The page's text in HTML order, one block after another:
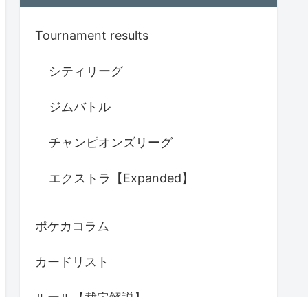
Tournament results
シティリーグ
ジムバトル
チャンピオンズリーグ
エクストラ【Expanded】
ポケカコラム
カードリスト